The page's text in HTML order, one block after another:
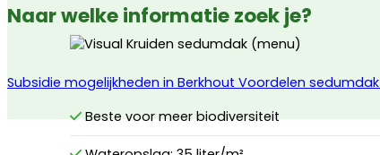
Beste voor meer biodiversiteit
Naar welke informatie zoek je?
Subsidie mogelijkheden in Berkhout Voordelen sedumdak